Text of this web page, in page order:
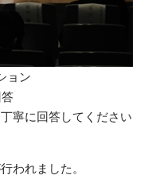
ョン
寧に回答してください
われました。